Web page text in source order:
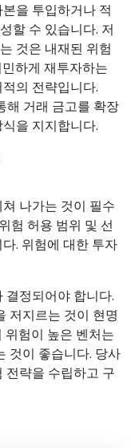
을 투입하거나 적
할 수 있습니다. 저
것은 내재된 위험
하게 재투자하는
의 전략입니다.
거래 금고를 확장
을 지지합니다.
나가는 것이 필수
험 허용 범위 및 선
. 위험에 대한 투자
결정되어야 합니다.
저지르는 것이 현명
위험이 높은 벤처는
것이 좋습니다. 당사
전략을 수립하고 구